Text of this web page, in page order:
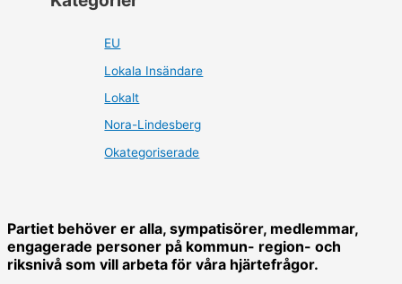
EU
Lokala Insändare
Lokalt
Nora-Lindesberg
Okategoriserade
Partiet behöver er alla, sympatisörer, medlemmar,
engagerade personer på kommun- region- och
riksnivå som vill arbeta för våra hjärtefrågor.